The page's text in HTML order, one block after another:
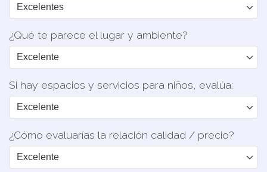
¿Qué te parece el lugar y ambiente?
Si hay espacios y servicios para niños, evalúa:
¿Cómo evaluarías la relación calidad / precio?